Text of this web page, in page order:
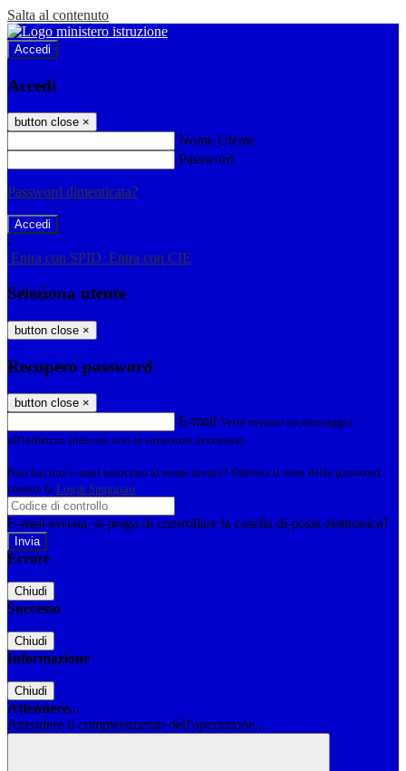
Salta al contenuto
Accedi
Accedi
button close ×
Nome Utente
Password
Password dimenticata?
-
Entra con SPID Entra con CIE
Seleziona utente
button close ×
Recupero password
button close ×
E-mail Verrà inviato un messaggio
all'indirizzo indicato con le istruzioni necessarie.
Non hai una e-mail associata al nome utente? Effettua il reset della password
tramite la Login Spaggiari
E-mail inviata, si prega di controllare la casella di posta elettronica!
Errore
Chiudi
Successo
Chiudi
Informazione
Chiudi
Attendere...
Attendere il completamento dell'operazione...